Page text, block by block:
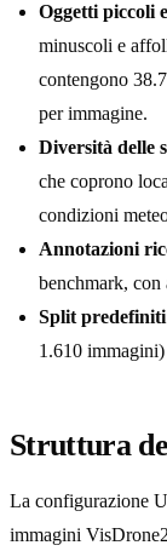
Oggetti piccoli
minuscoli e
contengono
per immagine.
Diversità delle
che coprono
condizioni
Annotazioni
benchmark,
Split predefiniti
1.610
Struttura
La configurazione
immagini